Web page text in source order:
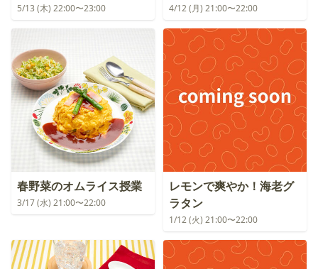
5/13 (木) 22:00〜23:00 4/12 (月) 21:00〜22:00
春野菜のオムライス授業
3/17 (水) 21:00〜22:00
レモンで爽やか！海老グ
ラタン
1/12 (火) 21:00〜22:00